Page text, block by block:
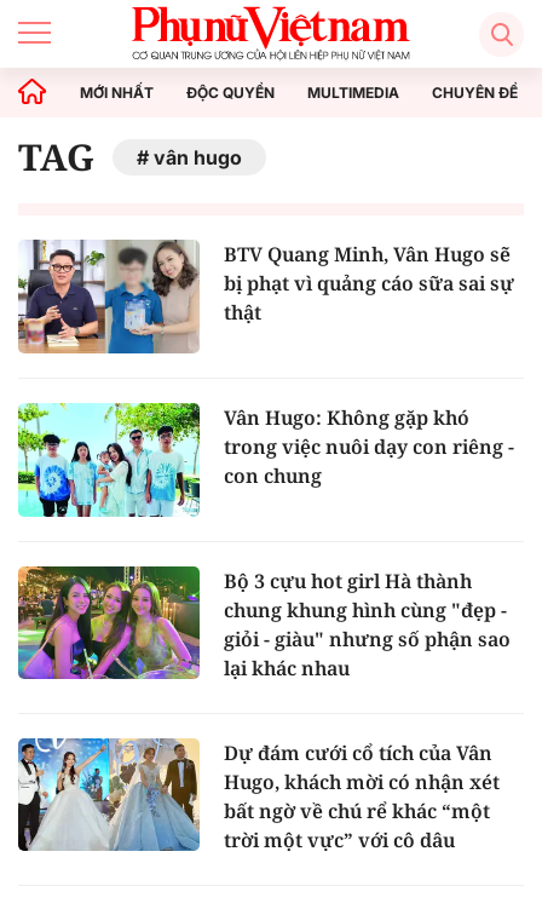
MỚI NHẤT ĐỘC QUYỀN MULTIMEDIA CHUYÊN ĐỀ
TAG vân hugo
BTV Quang Minh, Vân Hugo sẽ
bị phạt vì quảng cáo sữa sai sự
thật
Vân Hugo: Không gặp khó
trong việc nuôi dạy con riêng -
con chung
Bộ 3 cựu hot girl Hà thành
chung khung hình cùng "đẹp -
giỏi - giàu" nhưng số phận sao
lại khác nhau
Dự đám cưới cổ tích của Vân
Hugo, khách mời có nhận xét
bất ngờ về chú rể khác “một
trời một vực” với cô dâu